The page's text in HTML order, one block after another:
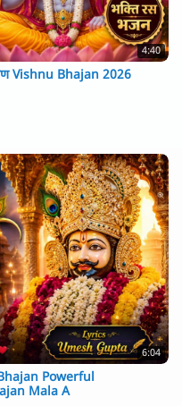
4:40
Vishnu Bhajan 2026
6:04
Shyam Song 2026 Bhajan Mala A